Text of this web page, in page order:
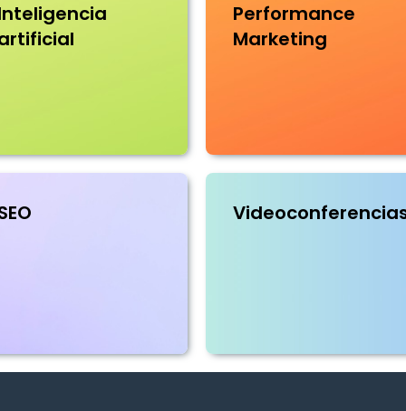
Performance
Marketing